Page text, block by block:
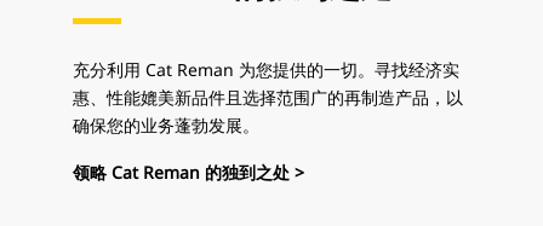
充分利用 Cat Reman 为您提供的一切。寻找经济实
惠、性能媲美新品件且选择范围广的再制造产品，以
确保您的业务蓬勃发展。
领略 Cat Reman 的独到之处 >